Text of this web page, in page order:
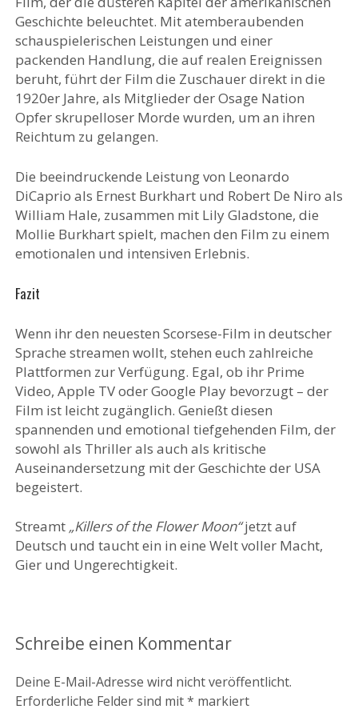
Geschichte beleuchtet. Mit atemberaubenden
schauspielerischen Leistungen und einer
packenden Handlung, die auf realen Ereignissen
beruht, führt der Film die Zuschauer direkt in die
1920er Jahre, als Mitglieder der Osage Nation
Opfer skrupelloser Morde wurden, um an ihren
Reichtum zu gelangen.
Die beeindruckende Leistung von Leonardo
DiCaprio als Ernest Burkhart und Robert De Niro als
William Hale, zusammen mit Lily Gladstone, die
Mollie Burkhart spielt, machen den Film zu einem
emotionalen und intensiven Erlebnis.
Fazit
Wenn ihr den neuesten Scorsese-Film in deutscher
Sprache streamen wollt, stehen euch zahlreiche
Plattformen zur Verfügung. Egal, ob ihr Prime
Video, Apple TV oder Google Play bevorzugt – der
Film ist leicht zugänglich. Genießt diesen
spannenden und emotional tiefgehenden Film, der
sowohl als Thriller als auch als kritische
Auseinandersetzung mit der Geschichte der USA
begeistert.
Streamt „Killers of the Flower Moon“jetzt auf
Deutsch und taucht ein in eine Welt voller Macht,
Gier und Ungerechtigkeit.
Schreibe einen Kommentar
Deine E-Mail-Adresse wird nicht veröffentlicht.
Erforderliche Felder sind mit* markiert